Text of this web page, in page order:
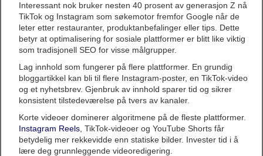
Interessant nok bruker nesten 40 prosent av generasjon Z nå
TikTok og Instagram som søkemotor fremfor Google når de
leter etter restauranter, produktanbefalinger eller tips. Dette
betyr at optimalisering for sosiale plattformer er blitt like viktig
som tradisjonell SEO for visse målgrupper.
Lag innhold som fungerer på flere plattformer. En grundig
bloggartikkel kan bli til flere Instagram-poster, en TikTok-video
og et nyhetsbrev. Gjenbruk av innhold sparer tid og sikrer
konsistent tilstedeværelse på tvers av kanaler.
Korte videoer dominerer algoritmene på de fleste plattformer.
Instagram Reels , TikTok-videoer og YouTube Shorts får
betydelig mer rekkevidde enn statiske bilder. Invester tid i å
lære deg grunnleggende videoredigering.